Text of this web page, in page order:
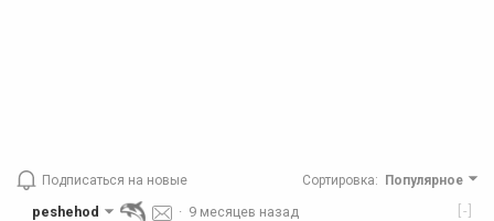
Подписаться на новые Сортировка: Популярное
[-]
peshehod · 9 месяцев назад